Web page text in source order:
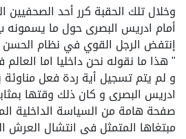
وخلال تلك الحقبة كرر أحد الصحفيين
أمام ادريس البصرى حول ما يسمونه
إنتفض الرجل القوي في نظام الحسن
" هذا ما نقوله نحن داخليا اما العالم
و لم يتم تسجيل أية ردة فعل
ادريس البصرى و كان ذلك وقتها
صفحة هامة من السياسة الداخلية
مبتغاها المتمثل فى انتشال